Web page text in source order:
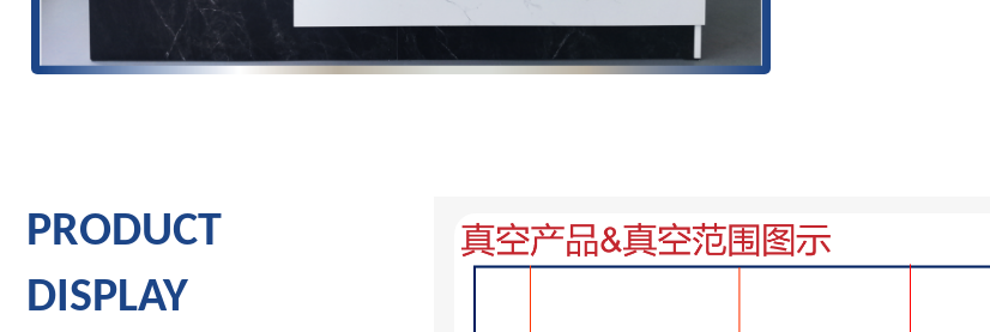
PRODUCT
DISPLAY